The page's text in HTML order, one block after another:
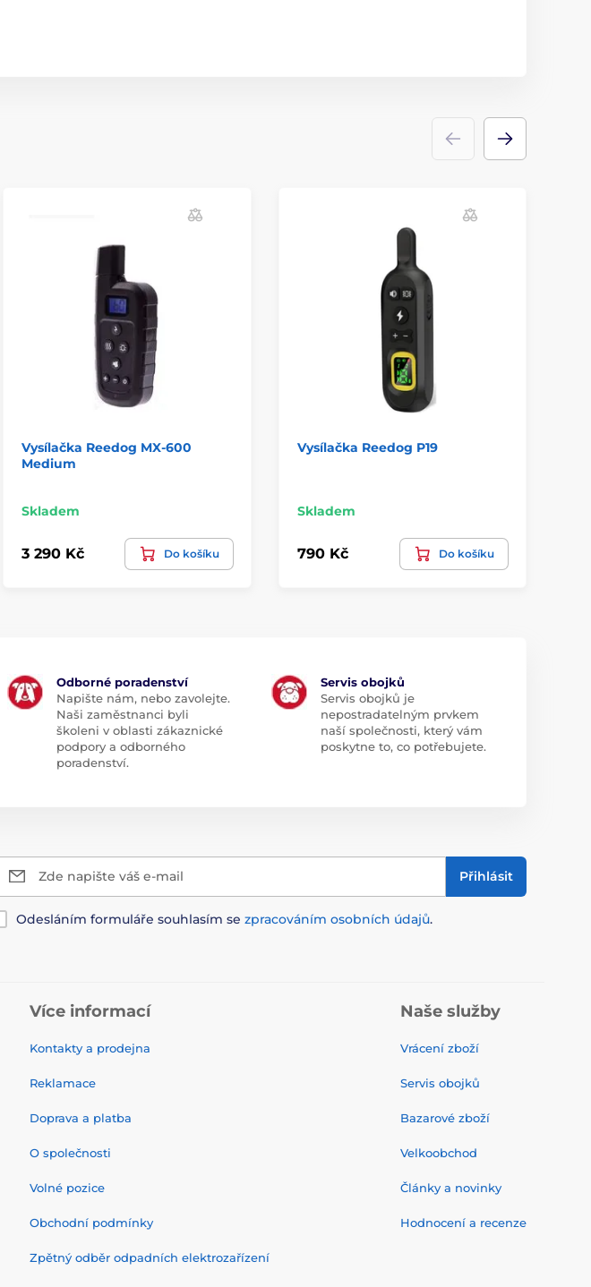
Vysílačka Reedog MX-600
Medium
Skladem
3 290 Kč Do košíku
Vysílačka Reedog P19
Skladem
790 Kč Do košíku
Odborné poradenství
Napište nám, nebo zavolejte.
Naši zaměstnanci byli
školeni v oblasti zákaznické
podpory a odborného
poradenství.
Servis obojků
Servis obojků je
nepostradatelným prvkem
naší společnosti, který vám
poskytne to, co potřebujete.
Zde napište váš e-mail Přihlásit
Odesláním formuláře souhlasím se zpracováním osobních údajů.
Více informací
Kontakty a prodejna
Reklamace
Doprava a platba
O společnosti
Volné pozice
Obchodní podmínky
Zpětný odběr odpadních elektrozařízení
Naše služby
Vrácení zboží
Servis obojků
Bazarové zboží
Velkoobchod
Články a novinky
Hodnocení a recenze